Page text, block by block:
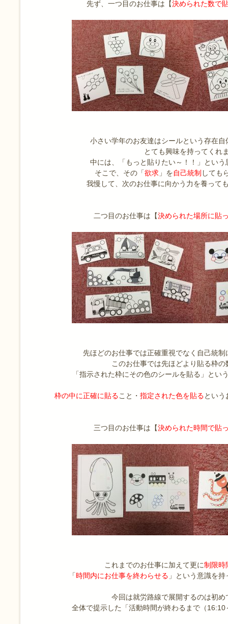
先ず、一つ目のお仕事は【決められた数で
小さい学年のお友達はシールという存在
とても興味を持ってくれ
中には、「もっと貼りたい～！！」とい
そこで、その「欲求」を自己統制 しても
我慢して、次のお仕事に向かう力を養って
二つ目のお仕事は【決められた場所に貼
先ほどのお仕事では正確重視でなく自己統
このお仕事では先ほどより貼る枠
「指示された枠にその色のシールを貼る」とい
枠の中に正確に貼ること・ 指定された色を貼るという
三つ目のお仕事は【決められた時間で貼
これまでのお仕事に加えて更に制限時
「時間内にお仕事を終わらせる 」という意識を
今回は就労路線で展開するのは初め
全体で提示した「活動時間が終わるまで（